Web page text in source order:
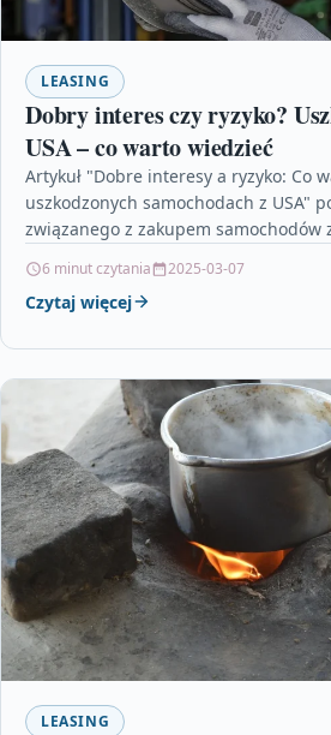
LEASING
Dobry interes czy ryzyko?
USA – co warto wiedzieć
Artykuł "Dobre interesy a ryzyko: Co
uszkodzonych samochodach z USA"
związanego z zakupem samochodów
6 minut czytania 2025-03-07
Czytaj więcej
LEASING